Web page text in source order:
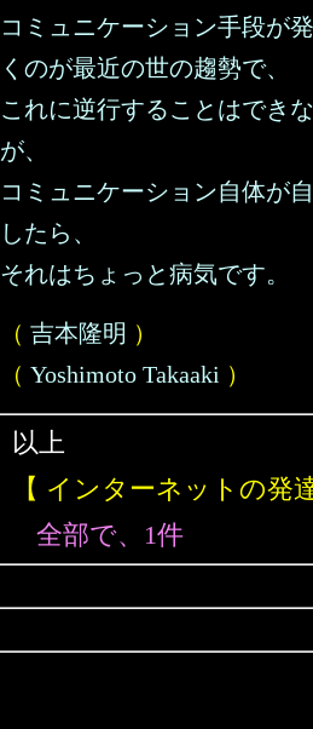
コミュニケーション手段が
くのが最近の世の趨勢で、
これに逆行することはでき
が、
コミュニケーション自体が
したら、
それはちょっと病気です。
（ 吉本隆明 ）
（ Yoshimoto Takaaki ）
以上
【 インターネットの発達
全部で、1件